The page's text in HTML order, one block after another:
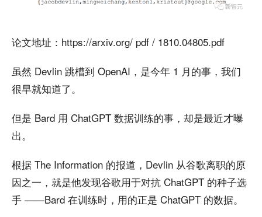
论文地址：https://arxiv.org/ pdf / 1810.04805.pdf
虽然 Devlin 跳槽到 OpenAI，是今年 1 月的事，我们
很早就知道了。
但是 Bard 用 ChatGPT 数据训练的事，却是最近才曝
出。
根据 The Information 的报道，Devlin 从谷歌离职的原
因之一，就是他发现谷歌用于对抗 ChatGPT 的种子选
手 ——Bard 在训练时，用的正是 ChatGPT 的数据。